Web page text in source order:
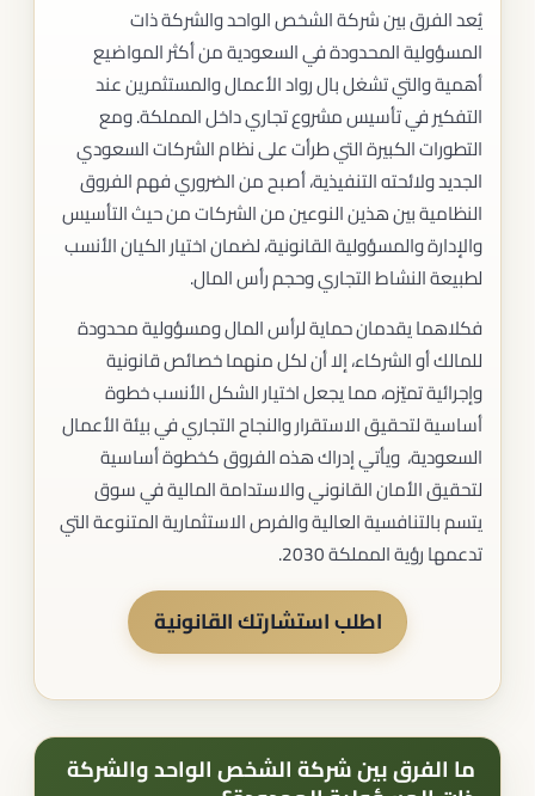
يُعد الفرق بين شركة الشخص الواحد والشركة ذات
المسؤولية المحدودة في السعودية من أكثر المواضيع
أهمية والتي تشغل بال رواد الأعمال والمستثمرين عند
التفكير في تأسيس مشروع تجاري داخل المملكة. ومع
التطورات الكبيرة التي طرأت على نظام الشركات السعودي
الجديد ولائحته التنفيذية، أصبح من الضروري فهم الفروق
النظامية بين هذين النوعين من الشركات من حيث التأسيس
والإدارة والمسؤولية القانونية، لضمان اختيار الكيان الأنسب
لطبيعة النشاط التجاري وحجم رأس المال.
فكلاهما يقدمان حماية لرأس المال ومسؤولية محدودة
للمالك أو الشركاء، إلا أن لكل منهما خصائص قانونية
وإجرائية تميّزه، مما يجعل اختيار الشكل الأنسب خطوة
أساسية لتحقيق الاستقرار والنجاح التجاري في بيئة الأعمال
السعودية، ويأتي إدراك هذه الفروق كخطوة أساسية
لتحقيق الأمان القانوني والاستدامة المالية في سوق
يتسم بالتنافسية العالية والفرص الاستثمارية المتنوعة التي
تدعمها رؤية المملكة 2030.
اطلب استشارتك القانونية
ما الفرق بين شركة الشخص الواحد والشركة